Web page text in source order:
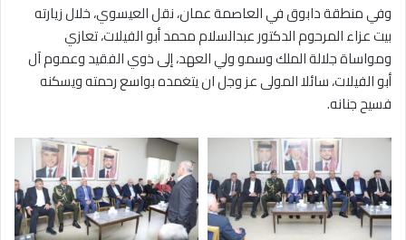
وفي منطقة دابوق في العاصمة عمان، نقل العيسوي، خلال زيارته
بيت عزاء المرحوم الدكتور عبدالسلام محمد أبو الفيلات، تعازي
ومواساة جلالة الملك وسمو ولي العهد، إلى ذوي الفقيد وعموم آل
أبو الفيلات، سائلا المولى عز وجل ان يتغمده بواسع رحمته ويسكنه
فسيح جنانه.